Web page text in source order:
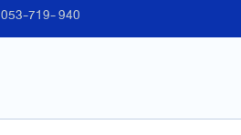
053-719- 940